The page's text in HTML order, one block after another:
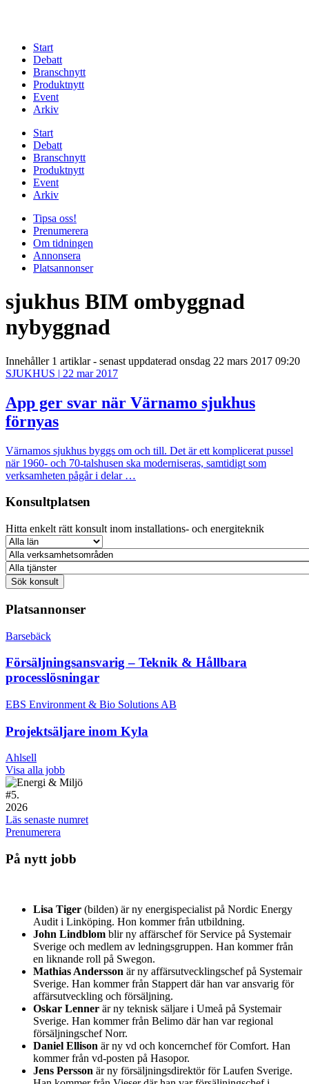
Start
Debatt
Branschnytt
Produktnytt
Event
Arkiv
Start
Debatt
Branschnytt
Produktnytt
Event
Arkiv
Tipsa oss!
Prenumerera
Om tidningen
Annonsera
Platsannonser
sjukhus BIM ombyggnad
nybyggnad
Innehåller 1 artiklar- senast uppdaterad onsdag 22 mars 2017 09:20
SJUKHUS | 22 mar 2017
App ger svar när Värnamo sjukhus
förnyas
Värnamos sjukhus byggs om och till. Det är ett komplicerat pussel
när 1960- och 70-talshusen ska moderniseras, samtidigt som
verksamheten pågår i delar …
Konsultplatsen
Hitta enkelt rätt konsult inom installations- och energiteknik
Platsannonser
Barsebäck
Försäljningsansvarig – Teknik & Hållbara
processlösningar
EBS Environment & Bio Solutions AB
Projektsäljare inom Kyla
Ahlsell
Visa alla jobb
#5.
2026
Läs senaste numret
Prenumerera
På nytt jobb
Lisa Tiger (bilden) är ny energispecialist på Nordic Energy
Audit i Linköping. Hon kommer från utbildning.
John Lindblom blir ny affärschef för Service på Systemair
Sverige och medlem av ledningsgruppen. Han kommer från
en liknande roll på Swegon.
Mathias Andersson är ny affärsutvecklingschef på Systemair
Sverige. Han kommer från Stappert där han var ansvarig för
affärsutveckling och försäljning.
Oskar Lenner är ny teknisk säljare i Umeå på Systemair
Sverige. Han kommer från Belimo där han var regional
försäljningschef Norr.
Daniel Ellison är ny vd och koncernchef för Comfort. Han
kommer från vd-posten på Hasopor.
Jens Persson är ny försäljningsdirektör för Laufen Sverige.